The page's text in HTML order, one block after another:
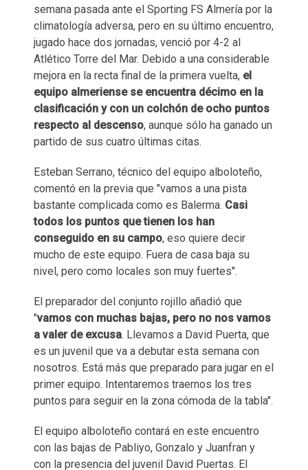
semana pasada ante el Sporting FS Almería por la
climatología adversa, pero en su último encuentro,
jugado hace dos jornadas, venció por 4-2 al
Atlético Torre del Mar. Debido a una considerable
mejora en la recta final de la primera vuelta, el
equipo almeriense se encuentra décimo en la
clasificación y con un colchón de ocho puntos
respecto al descenso, aunque sólo ha ganado un
partido de sus cuatro últimas citas.
Esteban Serrano, técnico del equipo alboloteño,
comentó en la previa que "vamos a una pista
bastante complicada como es Balerma. Casi
todos los puntos que tienen los han
conseguido en su campo, eso quiere decir
mucho de este equipo. Fuera de casa baja su
nivel, pero como locales son muy fuertes".
El preparador del conjunto rojillo añadió que
"vamos con muchas bajas, pero no nos vamos
a valer de excusa. Llevamos a David Puerta, que
es un juvenil que va a debutar esta semana con
nosotros. Está más que preparado para jugar en el
primer equipo. Intentaremos traernos los tres
puntos para seguir en la zona cómoda de la tabla".
El equipo alboloteño contará en este encuentro
con las bajas de Pabliyo, Gonzalo y Juanfran y
con la presencia del juvenil David Puertas. El